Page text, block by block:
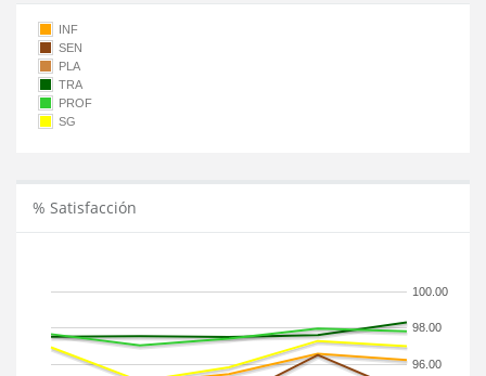
INF
SEN
PLA
TRA
PROF
SG
% Satisfacción
96.00
98.00
100.00